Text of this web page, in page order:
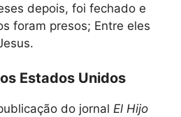
depois, foi fechado e
foram presos; Entre eles
Estados Unidos
do jornal El Hijo